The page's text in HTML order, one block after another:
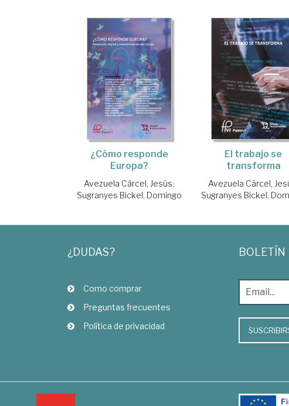
¿Cómo responde
Europa?
Avezuela Cárcel, Jesús;
Sugranyes Bickel, Domingo
El trabajo se
transforma
Avezuela Cárcel,
Sugranyes Bickel,
¿DUDAS?
Como comprar
Preguntas frecuentes
Política de privacidad
BOLETÍN